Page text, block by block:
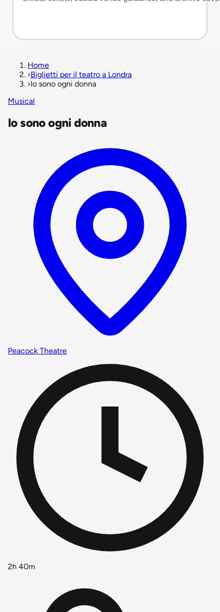
Home
›Biglietti per il teatro a Londra
›Io sono ogni donna
Musical
Io sono ogni donna
Peacock Theatre
2h 40m